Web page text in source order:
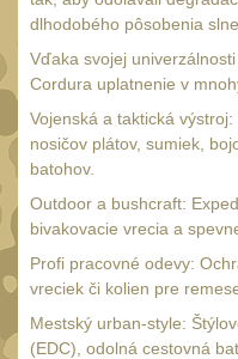
SVIETIDLÁ(89)
Méně než 200 lm
200 - 500 lm2
510 - 990 lm
1000 - 2000 lm1
Nad 2000 lm
Speciální svítilny12
Lovecké svítilny1
dlhodobého pôsobenia
Vďaka svojej
Cordura uplatnenie v
Vojenská a taktická
nosičov plátov, sumiek,
batohov.
Outdoor a bushcraft:
bivakovacie vrecia a
Profi pracovné odevy:
vreciek či kolien pre
Mestský urban-style:
(EDC), odolná cestovná